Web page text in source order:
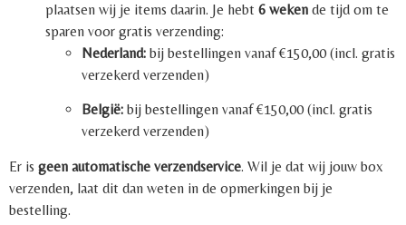
plaatsen wij je items daarin. Je hebt 6 weken de tijd om te
sparen voor gratis verzending:
Nederland: bij bestellingen vanaf €150,00 (incl. gratis
verzekerd verzenden)
België: bij bestellingen vanaf €150,00 (incl. gratis
verzekerd verzenden)
Er is geen automatische verzendservice. Wil je dat wij jouw box
verzenden, laat dit dan weten in de opmerkingen bij je
bestelling.